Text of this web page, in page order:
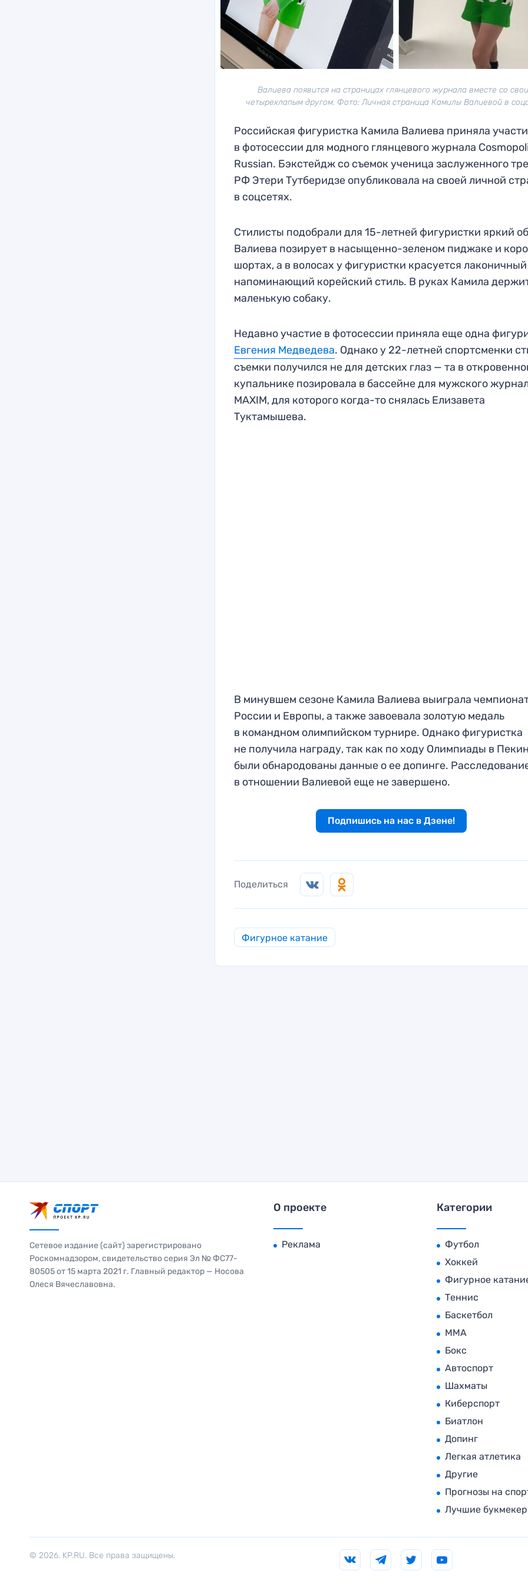
Валиева появится на страницах глянцевого журнала вместе со
четырехлапым другом. Фото: Личная страница Камилы Валиевой в
Российская фигуристка Камила Валиева приняла
в фотосессии для модного глянцевого журнала
Russian. Бэкстейдж со съемок ученица заслуженного
РФ Этери Тутберидзе опубликовала на своей личной
в соцсетях.
Стилисты подобрали для 15-летней фигуристки яркий
Валиева позирует в насыщенно-зеленом пиджаке и
шортах, а в волосах у фигуристки красуется
напоминающий корейский стиль. В руках Камила
маленькую собаку.
Недавно участие в фотосессии приняла еще одна
Евгения Медведева. Однако у 22-летней спортсменки
съемки получился не для детских глаз — та в
купальнике позировала в бассейне для мужского
MAXIM, для которого когда-то снялась Елизавета
Туктамышева.
В минувшем сезоне Камила Валиева выиграла
России и Европы, а также завоевала золотую медаль
в командном олимпийском турнире. Однако фигуристка
не получила награду, так как по ходу Олимпиады в
были обнародованы данные о ее допинге.
в отношении Валиевой еще не завершено.
Подпишись на нас в Дзене!
Поделиться
Фигурное катание
Сетевое издание (сайт) зарегистрировано
Роскомнадзором, свидетельство серия Эл № ФС77-
80505 от 15 марта 2021 г. Главный редактор — Носова
Олеся Вячеславовна.
О проекте
Реклама
Категории
Футбол
Хоккей
Фигурное
Теннис
Баскетбол
MMA
Бокс
Автоспорт
Шахматы
Киберспорт
Биатлон
Допинг
Легкая атлетика
Другие
Прогнозы на
Лучшие
© 2026. KP.RU. Все права защищены.